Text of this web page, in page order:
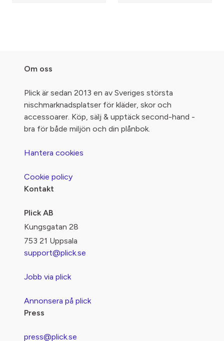
Om oss
Plick är sedan 2013 en av Sveriges största
nischmarknadsplatser för kläder, skor och
accessoarer. Köp, sälj & upptäck second-hand -
bra för både miljön och din plånbok.
Hantera cookies
Cookie policy
Kontakt
Plick AB
Kungsgatan 28
753 21 Uppsala
support@plick.se
Jobb via plick
Annonsera på plick
Press
press@plick.se